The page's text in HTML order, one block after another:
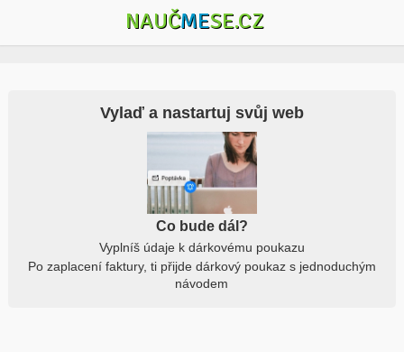
NAUČMESE.CZ
Vylaď a nastartuj svůj web
Co bude dál?
Vyplníš údaje k dárkovému poukazu
Po zaplacení faktury, ti přijde dárkový poukaz s jednoduchým
návodem